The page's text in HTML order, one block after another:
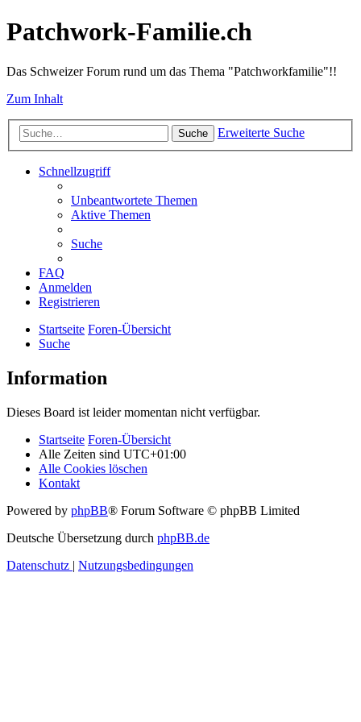
Patchwork-Familie.ch
Das Schweizer Forum rund um das Thema "Patchworkfamilie"!!
Zum Inhalt
Suche Erweiterte Suche
Schnellzugriff
Unbeantwortete Themen
Aktive Themen
Suche
FAQ
Anmelden
Registrieren
Startseite Foren-Übersicht
Suche
Information
Dieses Board ist leider momentan nicht verfügbar.
Startseite Foren-Übersicht
Alle Zeiten sind UTC+01:00
Alle Cookies löschen
Kontakt
Powered by phpBB® Forum Software © phpBB Limited
Deutsche Übersetzung durch phpBB.de
Datenschutz | Nutzungsbedingungen